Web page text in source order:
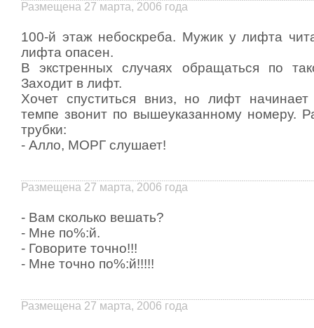
Размещена 27 марта, 2006 года
100-й этаж небоскреба. Мужик у лифта
лифта опасен.
В экстренных случаях обращаться по
Заходит в лифт.
Хочет спуститься вниз, но лифт
темпе звонит по вышеуказанному номеру.
трубки:
- Алло, МОРГ слушает!
Размещена 27 марта, 2006 года
- Вам сколько вешать?
- Мне по%:й.
- Говоpите точно!!!
- Мне точно по%:й!!!!!
Размещена 27 марта, 2006 года